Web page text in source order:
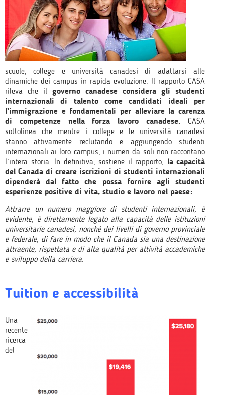
scuole, college e università canadesi di adattarsi alle
dinamiche dei campus in rapida evoluzione. Il rapporto CASA
rileva che il governo canadese considera gli studenti
internazionali di talento come candidati ideali per
l’immigrazione e fondamentali per alleviare la carenza
di competenze nella forza lavoro canadese. CASA
sottolinea che mentre i college e le università canadesi
stanno attivamente reclutando e aggiungendo studenti
internazionali ai loro campus, i numeri da soli non raccontano
l’intera storia. In definitiva, sostiene il rapporto, la capacità
del Canada di creare iscrizioni di studenti internazionali
dipenderà dal fatto che possa fornire agli studenti
esperienze positive di vita, studio e lavoro nel paese:
Attrarre un numero maggiore di studenti internazionali, è
evidente, è direttamente legato alla capacità delle istituzioni
universitarie canadesi, nonché dei livelli di governo provinciale
e federale, di fare in modo che il Canada sia una destinazione
attraente, rispettata e di alta qualità per attività accademiche
e sviluppo della carriera.
Tuition e accessibilità
Una
recente
ricerca
del